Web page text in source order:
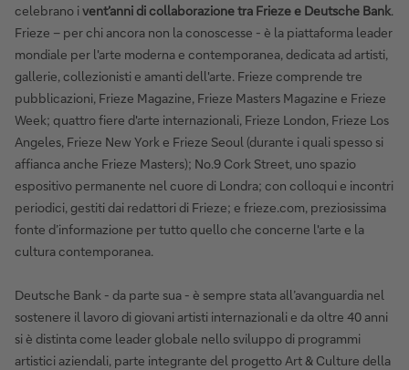
celebrano ivent’anni di collaborazione tra Frieze e Deutsche Bank.
Frieze – per chi ancora non la conoscesse - è la piattaforma leader
mondiale per l'arte moderna e contemporanea, dedicata ad artisti,
gallerie, collezionisti e amanti dell'arte. Frieze comprende tre
pubblicazioni, Frieze Magazine, Frieze Masters Magazine e Frieze
Week; quattro fiere d'arte internazionali, Frieze London, Frieze Los
Angeles, Frieze New York e Frieze Seoul (durante i quali spesso si
affianca anche Frieze Masters); No.9 Cork Street, uno spazio
espositivo permanente nel cuore di Londra; con colloqui e incontri
periodici, gestiti dai redattori di Frieze; e frieze.com, preziosissima
fonte d’informazione per tutto quello che concerne l'arte e la
cultura contemporanea.
Deutsche Bank - da parte sua - è sempre stata all’avanguardia nel
sostenere il lavoro di giovani artisti internazionali e da oltre 40 anni
si è distinta come leader globale nello sviluppo di programmi
artistici aziendali, parte integrante del progetto Art & Culture della